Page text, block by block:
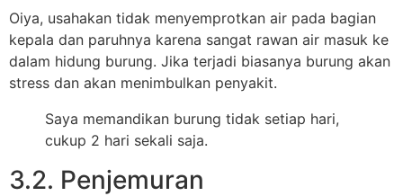
Oiya, usahakan tidak menyemprotkan air pada bagian
kepala dan paruhnya karena sangat rawan air masuk ke
dalam hidung burung. Jika terjadi biasanya burung akan
stress dan akan menimbulkan penyakit.
Saya memandikan burung tidak setiap hari,
cukup 2 hari sekali saja.
3.2. Penjemuran